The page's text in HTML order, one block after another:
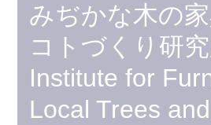
みぢかな木の
コトづくり研
Institute for
Local Trees